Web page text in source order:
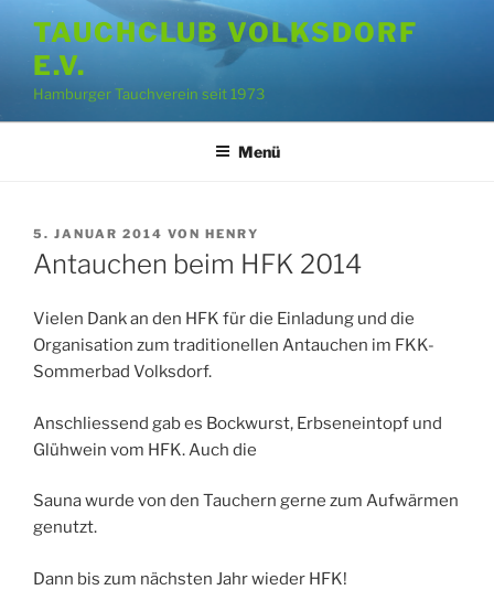
Inhalt
springen
TAUCHCLUB VOLKSDORF
E.V.
Hamburger Tauchverein seit 1973
Menü
VERÖFFENTLICHT
AM
5. JANUAR 2014 VON HENRY
Antauchen beim HFK 2014
Vielen Dank an den HFK für die Einladung und die
Organisation zum traditionellen Antauchen im FKK-
Sommerbad Volksdorf.
Anschliessend gab es Bockwurst, Erbseneintopf und
Glühwein vom HFK. Auch die
Sauna wurde von den Tauchern gerne zum Aufwärmen
genutzt.
Dann bis zum nächsten Jahr wieder HFK!